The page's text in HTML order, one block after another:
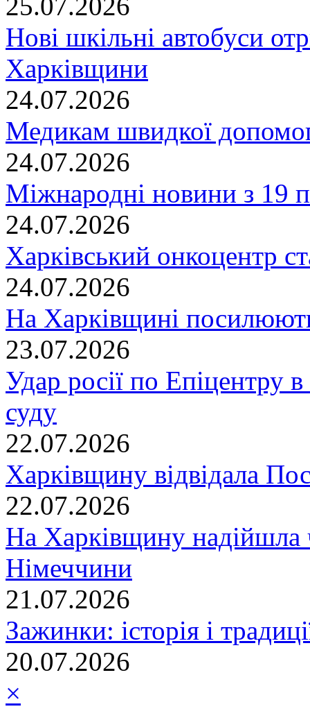
Нові шкільні автобуси
Харківщини
24.07.2026
Медикам швидкої
24.07.2026
Міжнародні новини з 19
24.07.2026
Харківський онкоцентр
24.07.2026
На Харківщині
23.07.2026
Удар росії по Епіцентру
суду
22.07.2026
Харківщину відвідала
22.07.2026
На Харківщину надійшла
Німеччини
21.07.2026
Зажинки: історія і
20.07.2026
×